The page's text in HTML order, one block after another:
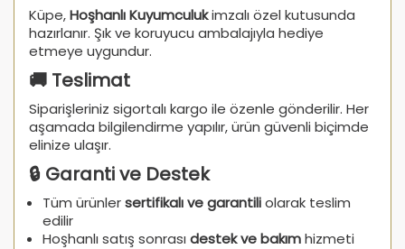
Küpe,Hoşhanlı Kuyumculukimzalı özel kutusunda
hazırlanır. Şık ve koruyucu ambalajıyla hediye
etmeye uygundur.
🚚 Teslimat
Siparişleriniz sigortalı kargo ile özenle gönderilir. Her
aşamada bilgilendirme yapılır, ürün güvenli biçimde
elinize ulaşır.
🔒 Garanti ve Destek
Tüm ürünlersertifikalı ve garantiliolarak teslim
edilir
Hoşhanlı satış sonrası destek ve bakımhizmeti